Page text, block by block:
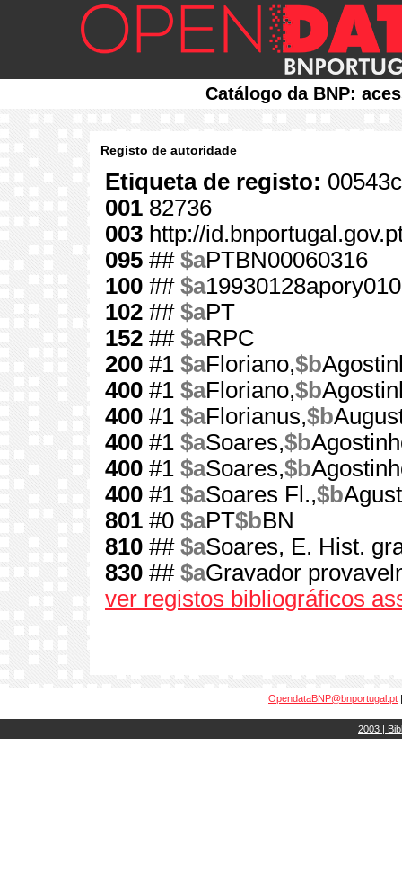
Catálogo da BNP:
Registo de autoridade
Etiqueta de registo:
001 82736
003 http://
095 ## $aPTBN00060316
100 ## $a
102 ## $aPT
152 ## $aRPC
200 #1 $aFloriano,$b
400 #1 $aFloriano,$b
400 #1 $aFlorianus,$b
400 #1 $aSoares,$b
400 #1 $aSoares,$b
400 #1 $aSoares Fl.,$b
801 #0 $aPT$bBN
810 ## $aSoares, E. Hist.
830 ## $aGravador
ver registos bibliográficos
OpendataBNP@bnportugal.pt
2003 |